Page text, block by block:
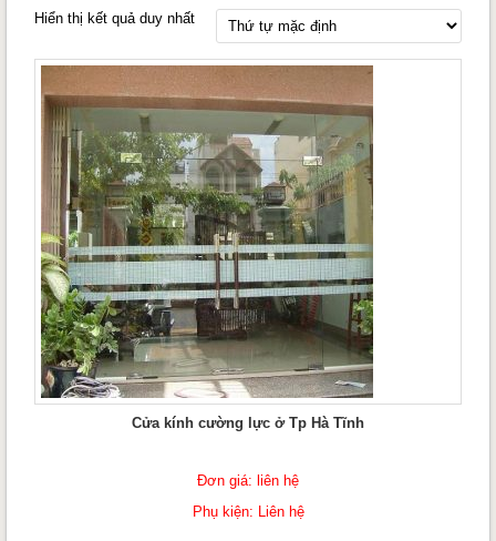
Hiển thị kết quả duy nhất
Cửa kính cường lực ở Tp Hà Tĩnh
Đơn giá: liên hệ
Phụ kiện: Liên hệ